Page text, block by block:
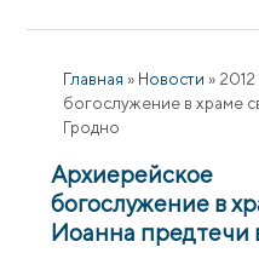
Главная » Новости » 2012
богослужение в храме
Гродно
Архиерейское
богослужение в
Иоанна предтечи